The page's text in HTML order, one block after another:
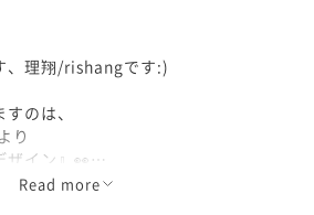
、理翔/rishangです:)
のは、
り
ザイン』👀
呼んでいます。
Read more